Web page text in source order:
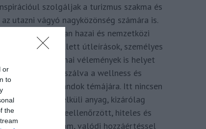
or
to
the
szolgáljak a turizmus szakma és
az utazni vágyó nagyközönség számára is.
Repertoáromban hazai és nemzetközi
turizmus hírek mellett útleírások, személyes
ajánlók és szakmai vélemények is helyet
kapnak, fókuszálva a wellness és
strandok témájára. Itt nincsen
hivatkozás nélküli anyag, kizárólag
többszörösen leellenőrzött, hiteles és
minőségi tartalom, valódi hozzáértéssel